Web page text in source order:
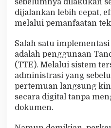
sebelumnya dilakukan
dijalankan lebih cepat,
melalui pemanfaatan
Salah satu
adalah penggunaan
(TTE). Melalui sistem
administrasi yang
pertemuan langsung
secara digital tanpa
dokumen.